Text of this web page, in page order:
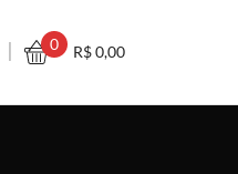
0 R$0,00